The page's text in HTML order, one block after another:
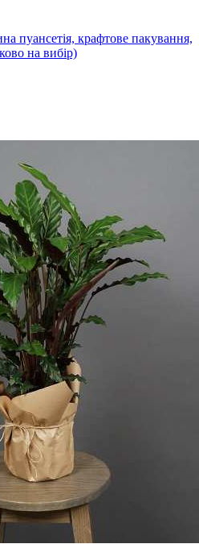
пуансетія, крафтове пакування,
на вибір)